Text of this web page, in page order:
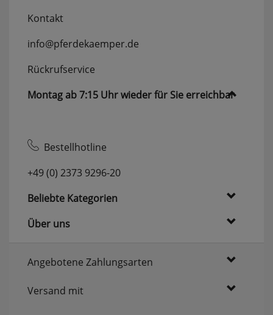
ausgeben zu können.
Google Maps
Kontakt
info@pferdekaemper.de
Rückrufservice
Montag ab 7:15 Uhr wieder für Sie erreichbar
Bestellhotline
+49 (0) 2373 9296-20
Beliebte Kategorien
Über uns
Angebotene Zahlungsarten
Versand mit